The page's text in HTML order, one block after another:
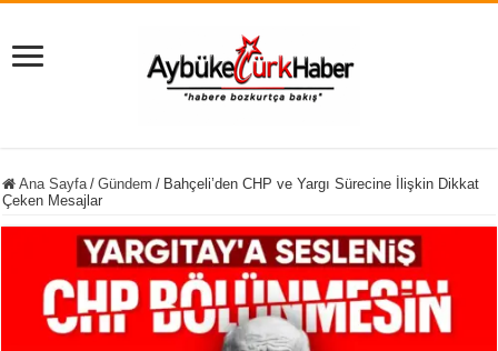
Ana Sayfa / Gündem / Bahçeli’den CHP ve Yargı Sürecine İlişkin Dikkat
Çeken Mesajlar